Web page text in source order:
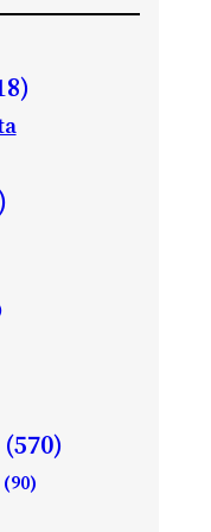
(570)
(90)